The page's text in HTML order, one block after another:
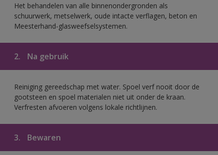
Het behandelen van alle binnenondergronden als
schuurwerk, metselwerk, oude intacte verflagen, beton en
Meesterhand-glasweefselsystemen.
2. Na gebruik
Reiniging gereedschap met water. Spoel verf nooit door de
gootsteen en spoel materialen niet uit onder de kraan.
Verfresten afvoeren volgens lokale richtlijnen.
3. Bewaren